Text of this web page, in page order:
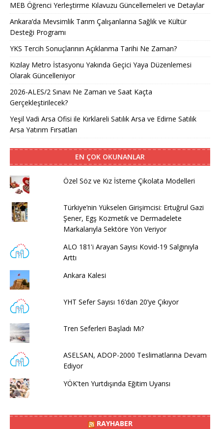
MEB Öğrenci Yerleştirme Kılavuzu Güncellemeleri ve Detaylar
Ankara’da Mevsimlik Tarım Çalışanlarına Sağlık ve Kültür
Desteği Programı
YKS Tercih Sonuçlarının Açıklanma Tarihi Ne Zaman?
Kızılay Metro İstasyonu Yakında Geçici Yaya Düzenlemesi
Olarak Güncelleniyor
2026-ALES/2 Sınavı Ne Zaman ve Saat Kaçta
Gerçekleştirilecek?
Yeşil Vadi Arsa Ofisi ile Kırklareli Satılık Arsa ve Edirne Satılık
Arsa Yatırım Fırsatları
EN ÇOK OKUNANLAR
Özel Söz ve Kız İsteme Çikolata Modelleri
Türkiye’nin Yükselen Girişimcisi: Ertuğrul Gazi
Şener, Egş Kozmetik ve Dermadelete
Markalarıyla Sektöre Yön Veriyor
ALO 181'i Arayan Sayısı Kovid-19 Salgınıyla
Arttı
Ankara Kalesi
YHT Sefer Sayısı 16’dan 20’ye Çıkıyor
Tren Seferleri Başladı Mı?
ASELSAN, ADOP-2000 Teslimatlarına Devam
Ediyor
YÖK'ten Yurtdışında Eğitim Uyarısı
RAYHABER